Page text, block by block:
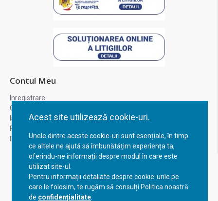
Acest site utilizează cookie-uri.
Unele dintre aceste cookie-uri sunt esențiale, în timp
ce altele ne ajută să îmbunătățim experiența ta,
oferindu-ne informații despre modul în care este
utilizat site-ul.
Pentru informații detaliate despre cookie-urile pe
care le folosim, te rugăm să consulți Politica noastră
de confidențialitate
Contul Meu
Inregistrare
Contul meu
Istoric comenzi
Recuperare parola
Returnare produs